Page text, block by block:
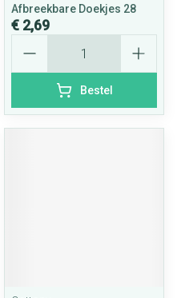
Afbreekbare Doekjes 28
€ 2,69
Bestel